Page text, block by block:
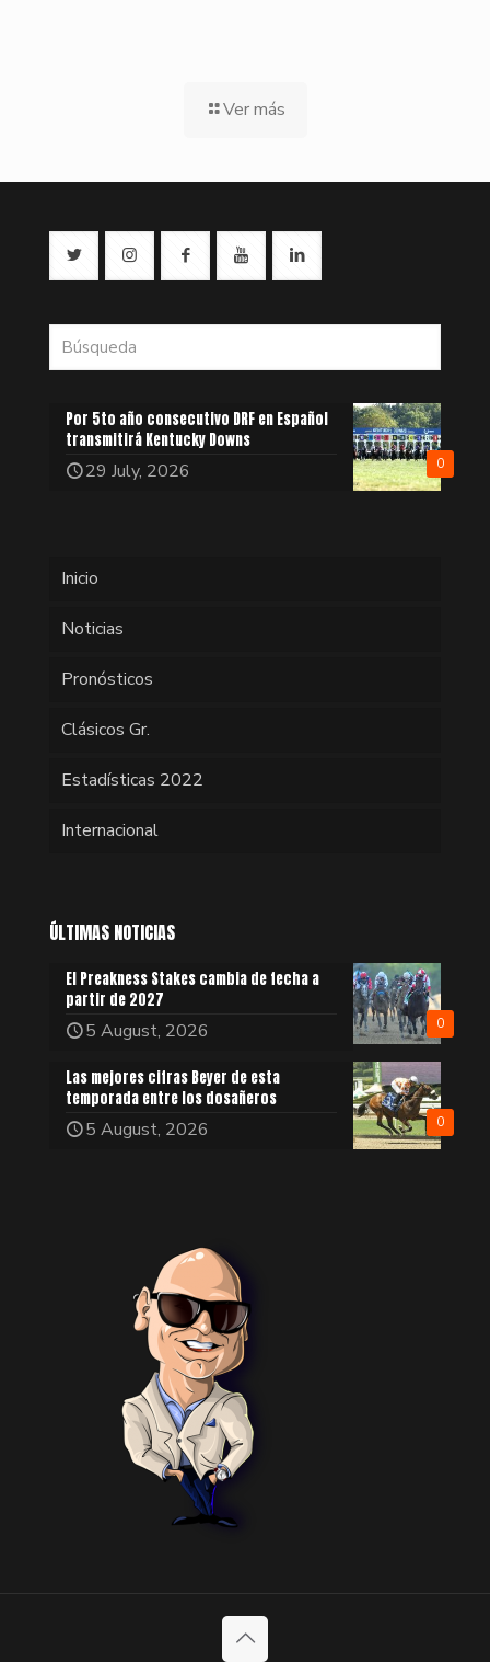
Ver más
0
Por 5to año consecutivo DRF en Español
transmitirá Kentucky Downs
29 July, 2026
Inicio
Noticias
Pronósticos
Clásicos Gr.
Estadísticas 2022
Internacional
ÚLTIMAS NOTICIAS
0
El Preakness Stakes cambia de fecha a
partir de 2027
5 August, 2026
0
Las mejores cifras Beyer de esta
temporada entre los dosañeros
5 August, 2026